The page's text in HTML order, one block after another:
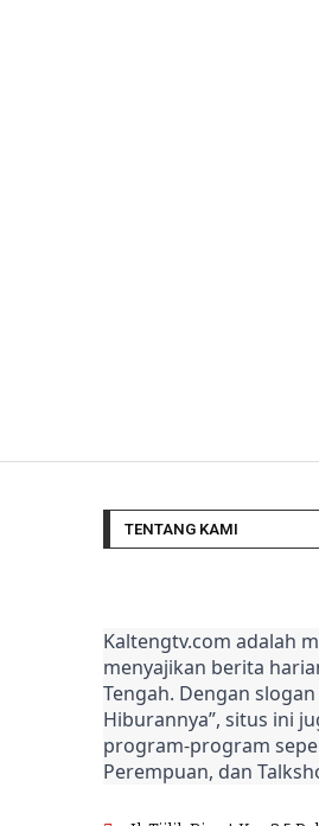
TENTANG KAMI
Kaltengtv.com adalah
menyajikan berita
Tengah. Dengan slogan
Hiburannya”, situs ini
program-program
Perempuan, dan